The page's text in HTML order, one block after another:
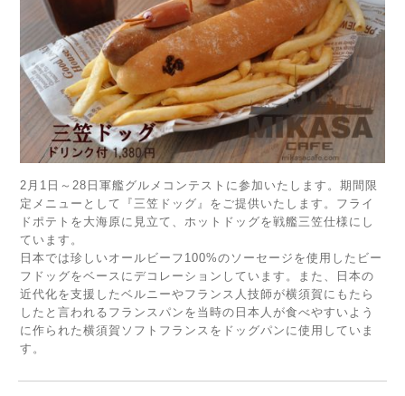
2月1日～28日軍艦グルメコンテストに参加いたします。期間限
定メニューとして『三笠ドッグ』をご提供いたします。フライ
ドポテトを大海原に見立て、ホットドッグを戦艦三笠仕様にし
ています。
日本では珍しいオールビーフ100%のソーセージを使用したビー
フドッグをベースにデコレーションしています。また、日本の
近代化を支援したベルニーやフランス人技師が横須賀にもたら
したと言われるフランスパンを当時の日本人が食べやすいよう
に作られた横須賀ソフトフランスをドッグパンに使用していま
す。